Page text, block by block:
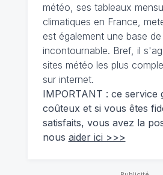
météo, ses tableaux
climatiques en France,
est également une base
incontournable. Bref, il
sites météo les plus
sur internet.
IMPORTANT : ce service
coûteux et si vous êtes
satisfaits, vous avez la
nous aider ici >>>